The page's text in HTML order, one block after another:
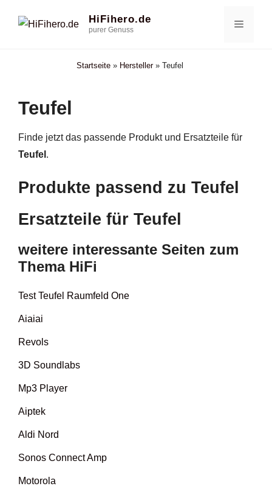
Inhalt
HiFihero.de
purer Genuss
Menü
Startseite » Hersteller» Teufel
Teufel
Finde jetzt das passende Produkt und Ersatzteile für
Teufel .
Produkte passend zu Teufel
Ersatzteile für Teufel
weitere interessante Seiten zum
Thema HiFi
Test Teufel Raumfeld One
Aiaiai
Revols
3D Soundlabs
Mp3 Player
Aiptek
Aldi Nord
Sonos Connect Amp
Motorola